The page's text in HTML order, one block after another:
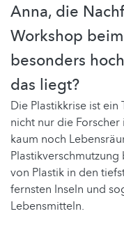
Anna, die
Workshop
besonders
das liegt?
Die Plastikkrise ist
nicht nur die
kaum noch
von Plastik in den
fernsten Inseln und
Lebensmitteln.